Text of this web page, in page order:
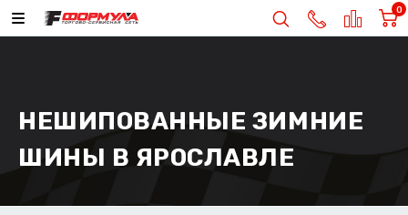
0
НЕШИПОВАННЫЕ ЗИМНИЕ
ШИНЫ В ЯРОСЛАВЛЕ